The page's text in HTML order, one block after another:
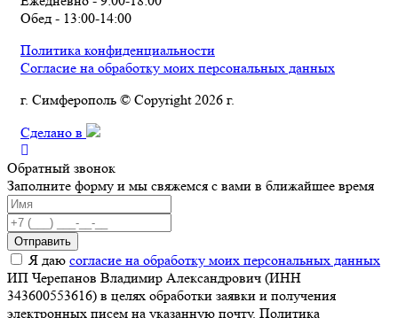
Обед - 13:00-14:00
Политика конфиденциальности
Согласие на обработку моих персональных данных
г. Симферополь © Copyright 2026 г.
Сделано в
Обратный звонок
Заполните форму и мы свяжемся с вами в ближайшее время
Отправить
Я даю согласие на обработку моих персональных данных
ИП Черепанов Владимир Александрович (ИНН
343600553616) в целях обработки заявки и получения
электронных писем на указанную почту. Политика